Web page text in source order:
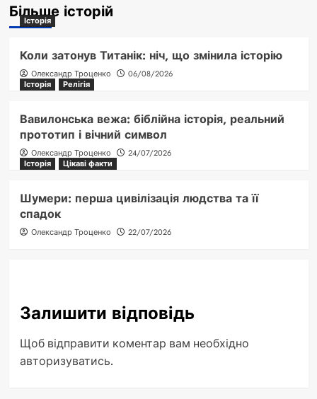
Більше історій
Історія
Коли затонув Титанік: ніч, що змінила історію
Олександр Троценко
06/08/2026
Історія
Релігія
Вавилонська вежа: біблійна історія, реальний
прототип і вічний символ
Олександр Троценко
24/07/2026
Історія
Цікаві факти
Шумери: перша цивілізація людства та її
спадок
Олександр Троценко 22/07/2026
Залишити відповідь
Щоб відправити коментар вам необхідно
авторизуватись.